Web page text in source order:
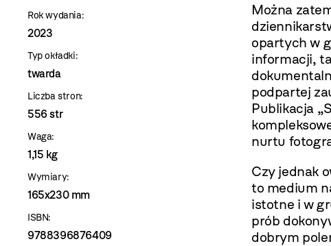
Rok wydania:
2023
Typ okładki:
twarda
Liczba stron:
556 str
Waga:
1,15 kg
Wymiary:
165x230 mm
ISBN:
9788396876409
Można
opartych w
informacji,
podpartej
Publikacja
nurtu
Czy jednak
to medium
istotne i w
prób
dobrym